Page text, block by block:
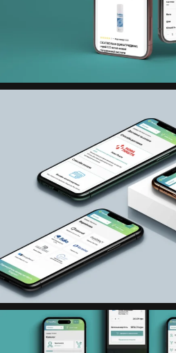
WordPress (WooCommerce)
TRANZZO (онлайн-оплата)
Нова Пошта API
Система промокодів